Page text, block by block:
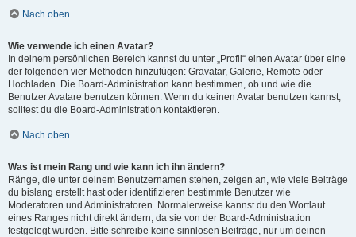
Nach oben
Wie verwende ich einen Avatar?
In deinem persönlichen Bereich kannst du unter „Profil“ einen Avatar über eine
der folgenden vier Methoden hinzufügen: Gravatar, Galerie, Remote oder
Hochladen. Die Board-Administration kann bestimmen, ob und wie die
Benutzer Avatare benutzen können. Wenn du keinen Avatar benutzen kannst,
solltest du die Board-Administration kontaktieren.
Nach oben
Was ist mein Rang und wie kann ich ihn ändern?
Ränge, die unter deinem Benutzernamen stehen, zeigen an, wie viele Beiträge
du bislang erstellt hast oder identifizieren bestimmte Benutzer wie
Moderatoren und Administratoren. Normalerweise kannst du den Wortlaut
eines Ranges nicht direkt ändern, da sie von der Board-Administration
festgelegt wurden. Bitte schreibe keine sinnlosen Beiträge, nur um deinen